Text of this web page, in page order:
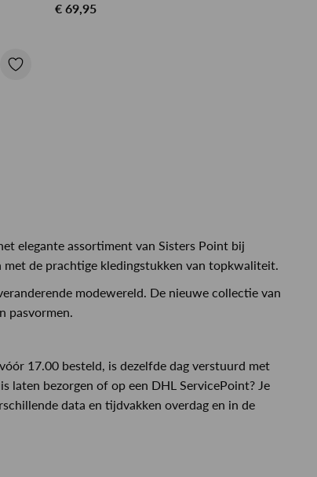
€ 69,95
elegante assortiment van Sisters Point bij
de prachtige kledingstukken van topkwaliteit.
modewereld. De nieuwe collectie van
pasvormen.
17.00 besteld, is dezelfde dag verstuurd met
laten bezorgen of op een DHL ServicePoint? Je
data en tijdvakken overdag en in de